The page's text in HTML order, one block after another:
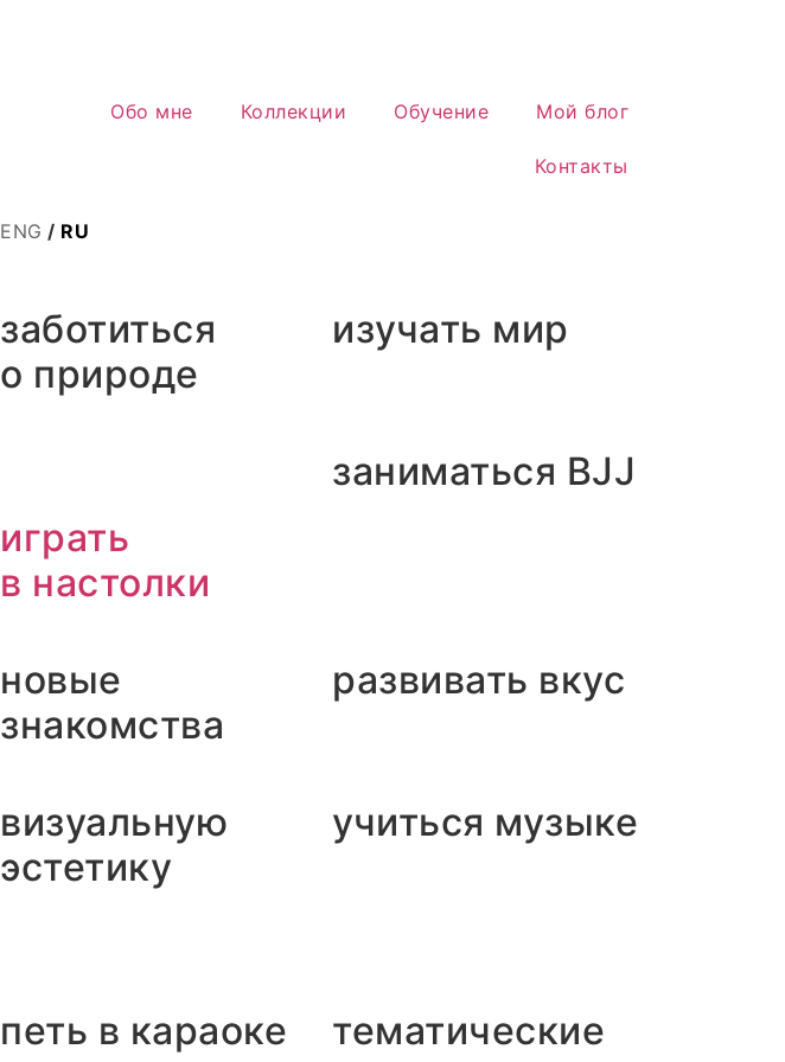
Обо мне Коллекции Обучение Мой блог
Контакты
ENG / RU
заботиться
о природе
изучать мир
играть
в настолки
заниматься BJJ
новые
знакомства
развивать вкус
визуальную
эстетику
учиться музыке
петь в караоке
тематические